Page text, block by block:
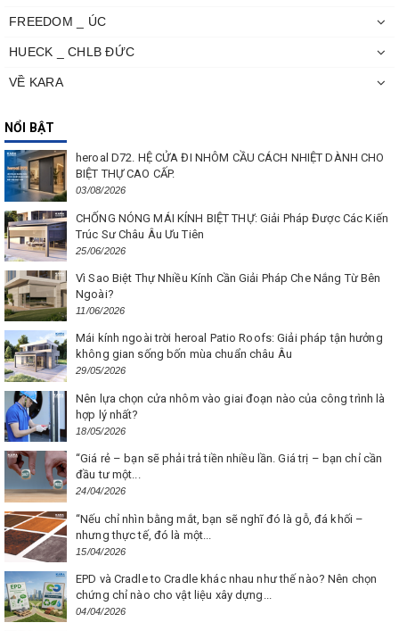
FREEDOM _ ÚC
HUECK _ CHLB ĐỨC
VỀ KARA
NỔI BẬT
heroal D72. HỆ CỬA ĐI NHÔM CẦU CÁCH NHIỆT DÀNH CHO
BIỆT THỰ CAO CẤP.
03/08/2026
CHỐNG NÓNG MÁI KÍNH BIỆT THỰ: Giải Pháp Được Các Kiến
Trúc Sư Châu Âu Ưu Tiên
25/06/2026
Vì Sao Biệt Thự Nhiều Kính Cần Giải Pháp Che Nắng Từ Bên
Ngoài?
11/06/2026
Mái kính ngoài trời heroal Patio Roofs: Giải pháp tận hưởng
không gian sống bốn mùa chuẩn châu Âu
29/05/2026
Nên lựa chọn cửa nhôm vào giai đoạn nào của công trình là
hợp lý nhất?
18/05/2026
“Giá rẻ – bạn sẽ phải trả tiền nhiều lần. Giá trị – bạn chỉ cần
đầu tư một...
24/04/2026
“Nếu chỉ nhìn bằng mắt, bạn sẽ nghĩ đó là gỗ, đá khối –
nhưng thực tế, đó là một...
15/04/2026
EPD và Cradle to Cradle khác nhau như thế nào? Nên chọn
chứng chỉ nào cho vật liệu xây dựng...
04/04/2026